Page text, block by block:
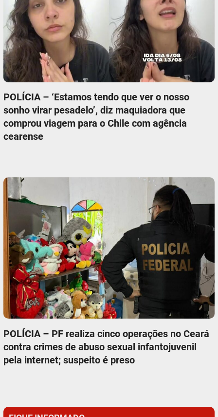
POLÍCIA – ‘Estamos tendo que ver o nosso
sonho virar pesadelo’, diz maquiadora que
comprou viagem para o Chile com agência
cearense
POLÍCIA – PF realiza cinco operações no Ceará
contra crimes de abuso sexual infantojuvenil
pela internet; suspeito é preso